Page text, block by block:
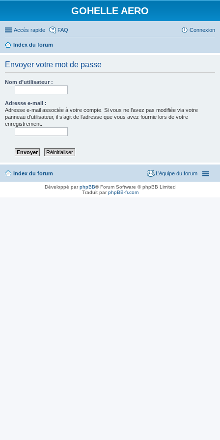
GOHELLE AERO
Accès rapide FAQ Connexion
Index du forum
Envoyer votre mot de passe
Nom d’utilisateur :
Adresse e-mail :
Adresse e-mail associée à votre compte. Si vous ne l’avez pas modifiée via votre
panneau d’utilisateur, il s’agit de l’adresse que vous avez fournie lors de votre
enregistrement.
Index du forum L’équipe du forum
Développé parphpBB® Forum Software © phpBB Limited
Traduit parphpBB-fr.com